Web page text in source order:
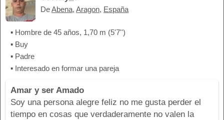
DeAbena, Aragon, España
▪ Hombre de 45 años, 1,70 m (5'7'')
▪ Buy
▪ Padre
▪ Interesado en formar una pareja
Amar y ser Amado
Soy una persona alegre feliz no me gusta perder el
tiempo en cosas que verdaderamente no valen la